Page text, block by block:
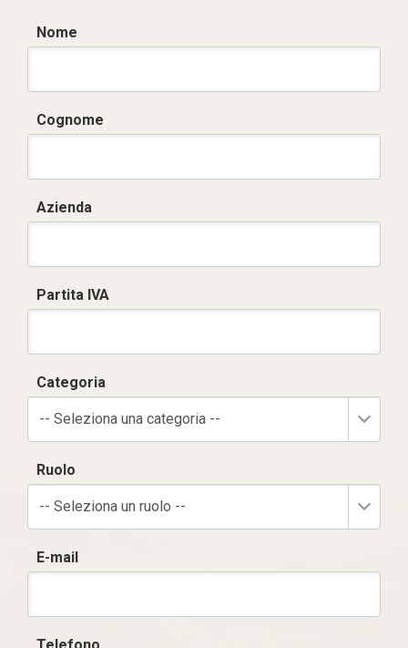
Nome
Cognome
Azienda
Partita IVA
Categoria
-- Seleziona una categoria --
Ruolo
-- Seleziona un ruolo --
E-mail